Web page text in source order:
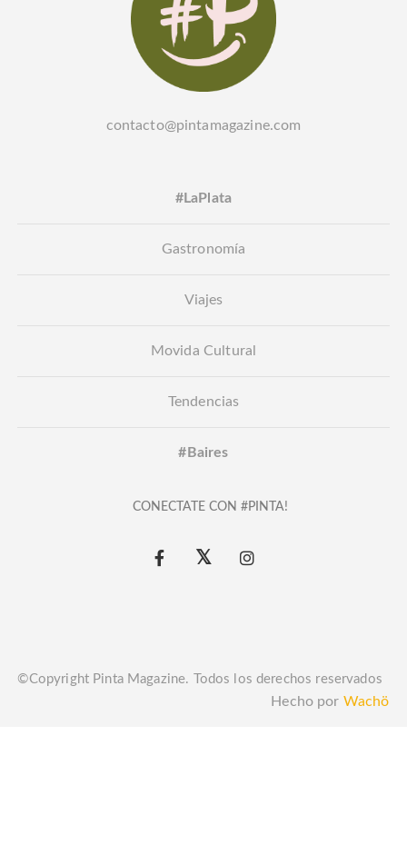
contacto@pintamagazine.com
#LaPlata
Gastronomía
Viajes
Movida Cultural
Tendencias
#Baires
CONECTATE CON #PINTA!
©Copyright Pinta Magazine. Todos los derechos reservados
Hecho por Wachö